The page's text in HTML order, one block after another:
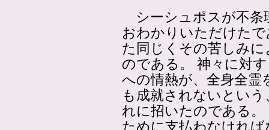
シーシュポスが不条
おわかりいただけた
た同じくその苦しみ
のである。 神々に対
への情熱が、全身全
も成就されないとい
れに招いたのである
ために支払わなけれ